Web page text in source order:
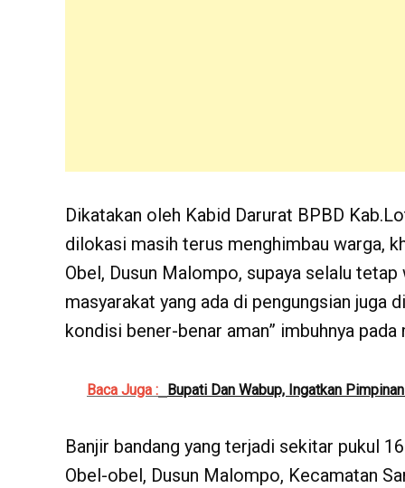
Dikatakan oleh Kabid Darurat BPBD
dilokasi masih terus menghimbau warga,
Obel, Dusun Malompo, supaya selalu
masyarakat yang ada di pengungsian juga
kondisi bener-benar aman” imbuhnya
Baca Juga : Bupati Dan Wabup, Ingatkan
Banjir bandang yang terjadi sekitar pukul
Obel-obel, Dusun Malompo, Kecamatan